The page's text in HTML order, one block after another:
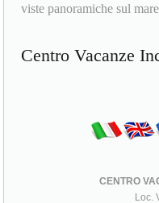
viste panoramiche sul
Centro Vacanze
CENTRO
Loc.